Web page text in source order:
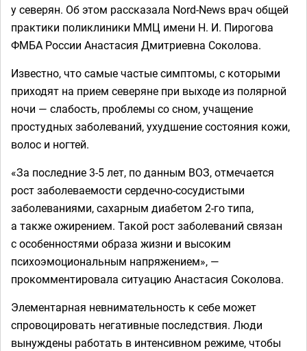
у северян. Об этом рассказала Nord-News врач общей
практики поликлиники ММЦ имени Н. И. Пирогова
ФМБА России Анастасия Дмитриевна Соколова.
Известно, что самые частые симптомы, с которыми
приходят на прием северяне при выходе из полярной
ночи — слабость, проблемы со сном, учащение
простудных заболеваний, ухудшение состояния кожи,
волос и ногтей.
«За последние 3-5 лет, по данным ВОЗ, отмечается
рост заболеваемости сердечно-сосудистыми
заболеваниями, сахарным диабетом 2-го типа,
а также ожирением. Такой рост заболеваний связан
с особенностями образа жизни и высоким
психоэмоциональным напряжением», —
прокомментировала ситуацию Анастасия Соколова.
Элементарная невнимательность к себе может
спровоцировать негативные последствия. Люди
вынуждены работать в интенсивном режиме, чтобы